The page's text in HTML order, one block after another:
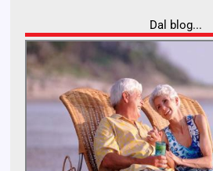
Dal blog...